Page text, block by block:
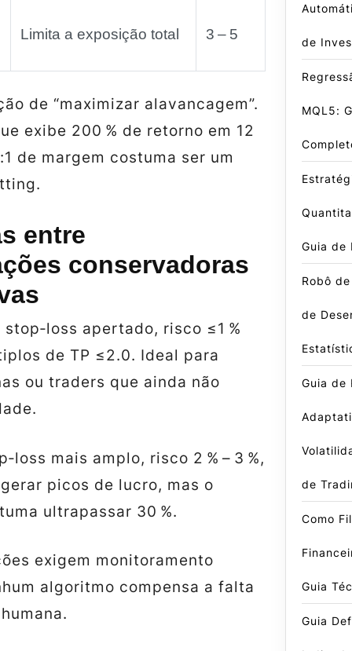
Limita a exposição total 3 – 5
de “maximizar alavancagem”.
exibe 200 % de retorno em 12
de margem costuma ser um
entre
conservadoras
apertado, risco ≤1 %
de TP ≤2.0. Ideal para
ou traders que ainda não
mais amplo, risco 2 % – 3 %,
picos de lucro, mas o
ultrapassar 30 %.
exigem monitoramento
algoritmo compensa a falta
de
MQL5:
Guia de
Robô
de
Guia de
de
Como
Guia
Guia